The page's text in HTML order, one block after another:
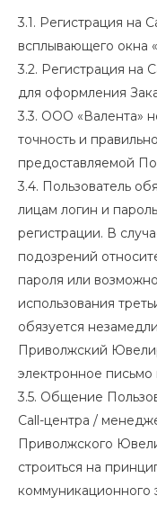
3.1. Регистрация на
всплывающего окна
3.2. Регистрация на
для оформления
3.3. ООО «Валента»
точность и
предоставляемой
3.4. Пользователь
лицам логин и
регистрации. В
подозрений
пароля или
использования
обязуется
Приволжский
электронное письмо
3.5. Общение
Call-центра /
Приволжского
строиться на
коммуникационного